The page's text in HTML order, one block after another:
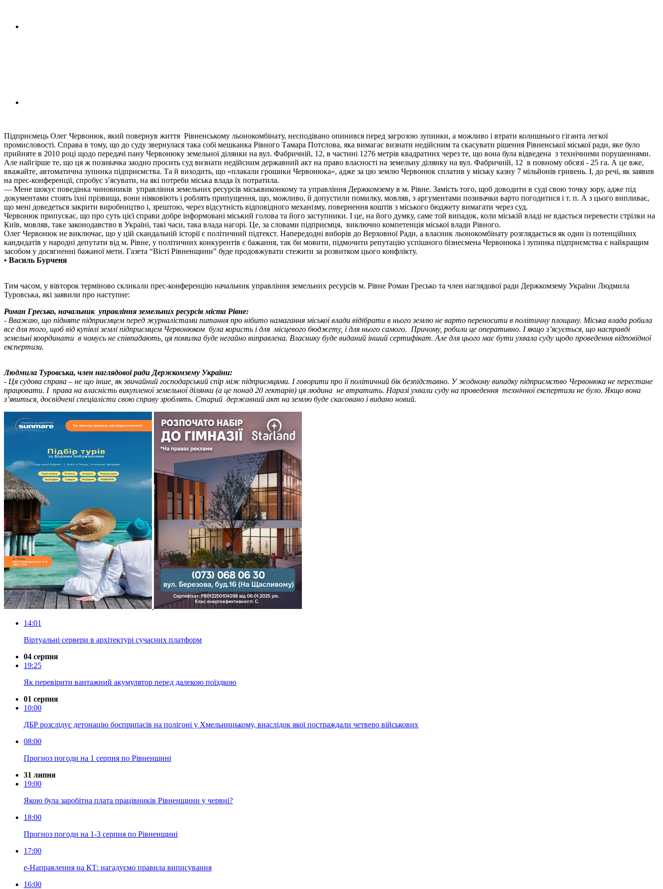
Підприємець Олег Червонюк, який повернув життя Рівненському льонокомбінату, несподівано опинився перед загрозою зупинки, а можливо і втрати колишнього гіганта легкої
промисловості. Справа в тому, що до суду звернулася така собі мешканка Рівного Тамара Потєлова, яка вимагає визнати недійсним та скасувати рішення Рівненської міської ради, яке було
прийняте в 2010 році щодо передачі пану Червонюку земельної ділянки на вул. Фабричній, 12, в частині 1276 метрів квадратних через те, що вона була відведена з технічними порушеннями.
Але найгірше те, що ця ж позивачка заодно просить суд визнати недійсним державний акт на право власності на земельну ділянку на вул. Фабричній, 12 в повному обсязі - 25 га. А це вже,
вважайте, автоматична зупинка підприємства. Та й виходить, що «плакали грошики Червонюка», адже за цю землю Червонюк сплатив у міську казну 7 мільйонів гривень. І, до речі, як заявив
на прес-конференції, спробує з’ясувати, на які потреби міська влада їх потратила.
— Мене шокує поведінка чиновників управління земельних ресурсів міськвиконкому та управління Держкомзему в м. Рівне. Замість того, щоб доводити в суді свою точку зору, адже під
документами стоять їхні прізвища, вони ніяковіють і роблять припущення, що, можливо, й допустили помилку, мовляв, з аргументами позивачки варто погодитися і т. п. А з цього випливає,
що мені доведеться закрити виробництво і, зрештою, через відсутність відповідного механізму, повернення коштів з міського бюджету вимагати через суд.
Червонюк припускає, що про суть цієї справи добре інформовані міський голова та його заступники. І це, на його думку, саме той випадок, коли міській владі не вдасться перевести стрілки на
Київ, мовляв, таке законодавство в Україні, такі часи, така влада нагорі. Це, за словами підприємця, виключно компетенція міської влади Рівного.
Олег Червонюк не виключає, що у цій скандальній історії є політичний підтекст. Напередодні виборів до Верховної Ради, а власник льонокомбінату розглядається як один із потенційних
кандидатів у народні депутати від м. Рівне, у політичних конкурентів є бажання, так би мовити, підмочити репутацію успішного бізнесмена Червонюка і зупинка підприємства є найкращим
засобом у досягненні бажаної мети. Газета “Вісті Рівненщини” буде продовжувати стежити за розвитком цього конфлікту.
• Василь Бурченя
Тим часом, у вівторок терміново скликали прес-конференцію начальник управління земельних ресурсів м. Рівне Роман Гресько та член наглядової ради Держкомзему України Людмила
Туровська, які заявили про наступне:
Роман Гресько, начальник управління земельних ресурсів міста Рівне:
- Вважаю, що підняте підприємцем перед журналістами питання про нібито намагання міської влади відібрати в нього землю не варто переносити в політичну площину. Міська влада робила
все для того, щоб від купівлі землі підприємцем Червонюком була користь і для місцевого бюджету, і для нього самого. Причому, робили це оперативно. І якщо з’ясується, що насправді
земельні координати в чомусь не співпадають, ця помилка буде негайно виправлена. Власнику буде виданий інший сертифікат. Але для цього має бути ухвала суду щодо проведення відповідної
експертизи.
Людмила Туровська, член наглядової ради Держкомзему України:
- Ця судова справа – не що інше, як звичайний господарський спір між підприємцями. І говорити про її політичний бік безпідставно. У жодному випадку підприємство Червонюка не перестане
працювати. І права на власність викупленої земельної ділянки (а це понад 20 гектарів) ця людина не втратить. Наразі ухвали суду на проведення технічної експертизи не було. Якщо вона
з’явиться, досвідчені спеціалісти свою справу зроблять. Старий державний акт на землю буде скасовано і видано новий.
14:01
Віртуальні сервери в архітектурі сучасних платформ
04 серпня
19:25
Як перевірити вантажний акумулятор перед далекою поїздкою
01 серпня
10:00
ДБР розслідує детонацію боєприпасів на полігоні у Хмельницькому, внаслідок якої постраждали четверо військових
08:00
Прогноз погоди на 1 серпня по Рівненщині
31 липня
19:00
Якою була заробітна плата працівників Рівненщини у червні?
18:00
Прогноз погоди на 1-3 серпня по Рівненщині
17:00
е-Направлення на КТ: нагадуємо правила виписування
16:00